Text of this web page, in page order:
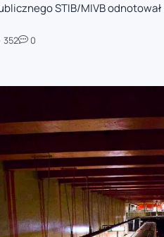
STIB/MIVB odnotował
352 0